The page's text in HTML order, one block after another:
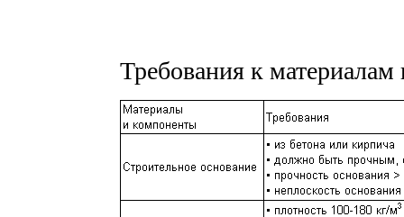
Требования к